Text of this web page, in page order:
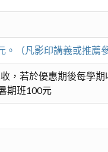
（凡影印講義或推薦
，若於優惠期後每學
期班100元